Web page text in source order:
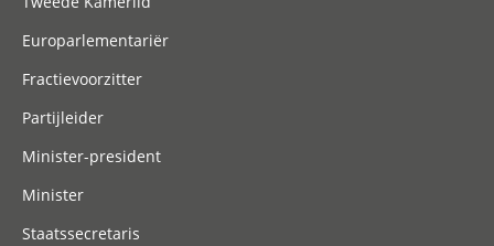
Europarlementariër
Fractievoorzitter
Partijleider
Minister-president
Minister
Staatssecretaris